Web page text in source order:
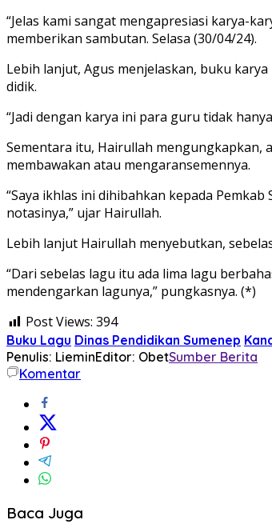
“Jelas kami sangat mengapresiasi karya-
memberikan sambutan. Selasa (30/04/24).
Lebih lanjut, Agus menjelaskan, buku
didik.
“Jadi dengan karya ini para guru tidak
Sementara itu, Hairullah mengungkapkan,
membawakan atau mengaransemennya.
“Saya ikhlas ini dihibahkan kepada
notasinya,” ujar Hairullah.
Lebih lanjut Hairullah menyebutkan,
“Dari sebelas lagu itu ada lima lagu
mendengarkan lagunya,” pungkasnya. (*)
Post Views: 394
Buku Lagu Dinas Pendidikan Sumenep
Penulis: LieminEditor: ObetSumber Berita
Komentar
Baca Juga